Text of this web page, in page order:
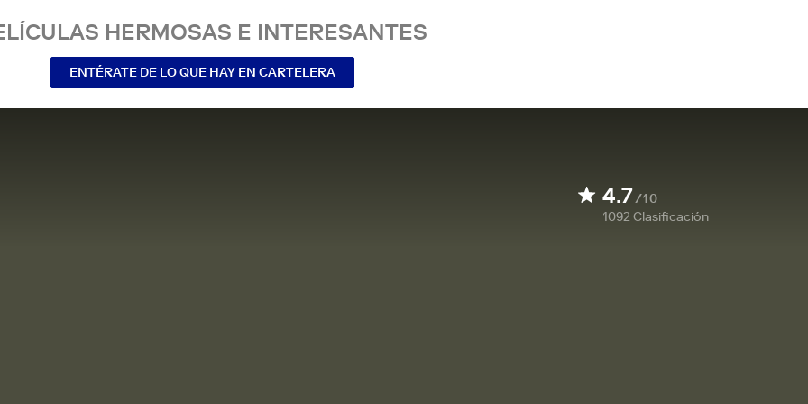
HERMOSAS E INTERESANTES
ENTÉRATE DE LO QUE HAY EN CARTELERA
4.7/10
1092 Clasificación